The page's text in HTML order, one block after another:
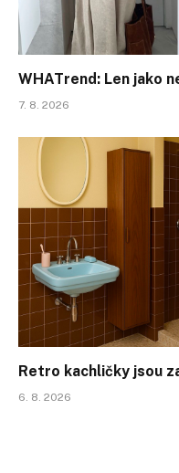
WHATrend: Len jako
7. 8. 2026
Retro kachličky jsou
6. 8. 2026